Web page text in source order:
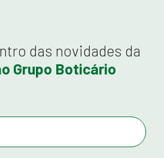
das novidades da
Grupo Boticário